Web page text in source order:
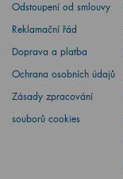
Odstoupení od smlouvy
Reklamační řád
Doprava a platba
Ochrana osobních údajů
Zásady zpracování
souborů cookies